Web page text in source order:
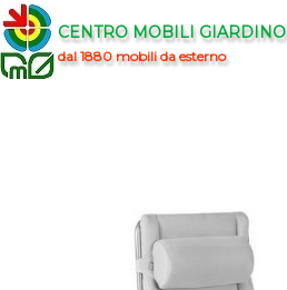
CENTRO MOBILI GIARDINO
dal 1880 mobili da esterno